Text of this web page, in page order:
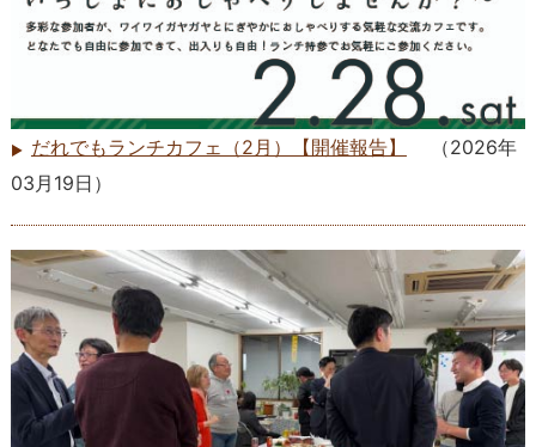
だれでもランチカフェ（2月）【開催報告】 （2026年
03月19日 ）